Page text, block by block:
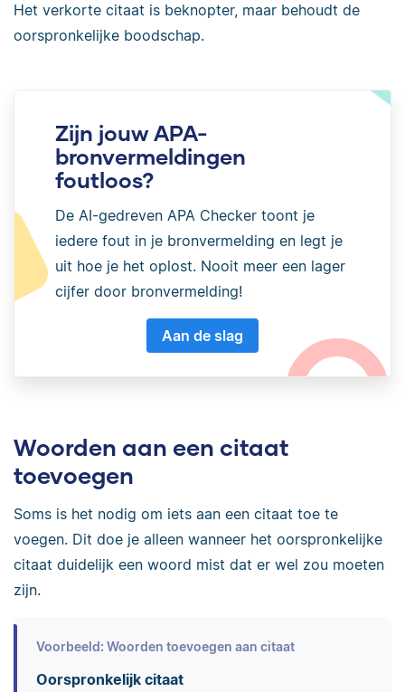
Het verkorte citaat is beknopter, maar behoudt de
oorspronkelijke boodschap.
Zijn jouw APA-
bronvermeldingen
foutloos?
De AI-gedreven APA Checker toont je
iedere fout in je bronvermelding en legt je
uit hoe je het oplost. Nooit meer een lager
cijfer door bronvermelding!
Aan de slag
Woorden aan een citaat
toevoegen
Soms is het nodig om iets aan een citaat toe te
voegen. Dit doe je alleen wanneer het oorspronkelijke
citaat duidelijk een woord mist dat er wel zou moeten
zijn.
Voorbeeld: Woorden toevoegen aan citaat
Oorspronkelijk citaat